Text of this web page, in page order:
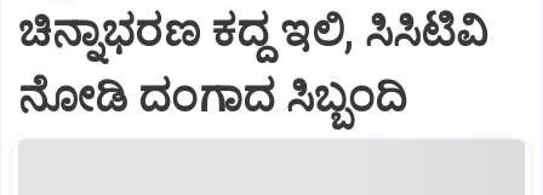
ಚಿನ್ನಾಭರಣ ಕದ್ದ ಇಲಿ, ಸಿಸಿಟಿವಿ
ನೋಡಿ ದಂಗಾದ ಸಿಬ್ಬಂದಿ